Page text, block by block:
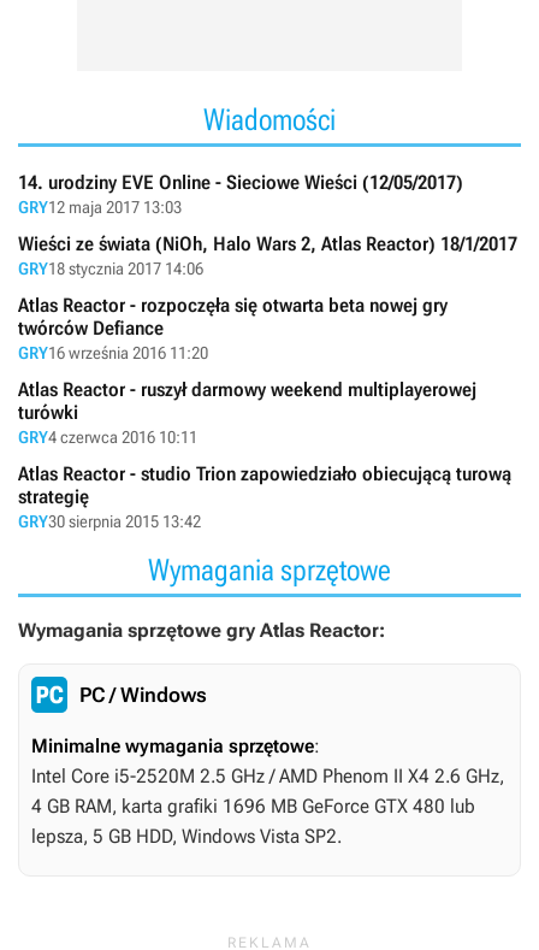
Wiadomości
14. urodziny EVE Online - Sieciowe Wieści (12/05/2017)
GRY12 maja 2017 13:03
Wieści ze świata (NiOh, Halo Wars 2, Atlas Reactor) 18/1/2017
GRY18 stycznia 2017 14:06
Atlas Reactor - rozpoczęła się otwarta beta nowej gry
twórców Defiance
GRY16 września 2016 11:20
Atlas Reactor - ruszył darmowy weekend multiplayerowej
turówki
GRY4 czerwca 2016 10:11
Atlas Reactor - studio Trion zapowiedziało obiecującą turową
strategię
GRY30 sierpnia 2015 13:42
Wymagania sprzętowe
Wymagania sprzętowe gry Atlas Reactor:
PC / Windows
Minimalne wymagania sprzętowe:
Intel Core i5-2520M 2.5 GHz / AMD Phenom II X4 2.6 GHz,
4 GB RAM, karta grafiki 1696 MB GeForce GTX 480 lub
lepsza, 5 GB HDD, Windows Vista SP2.